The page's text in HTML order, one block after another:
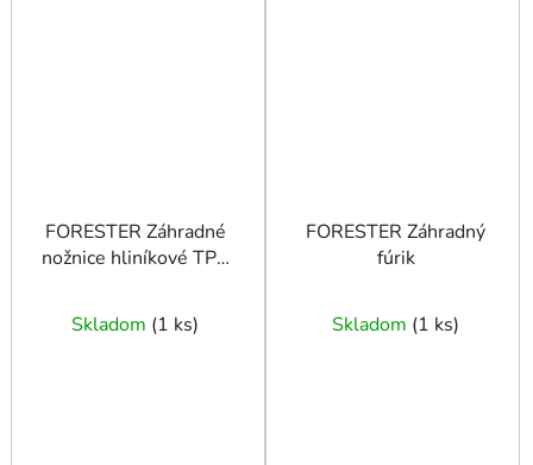
FORESTER Záhradné
nožnice hliníkové TPR
Skladom (1 ks)
FORESTER Záhradný
fúrik
Skladom (1 ks)